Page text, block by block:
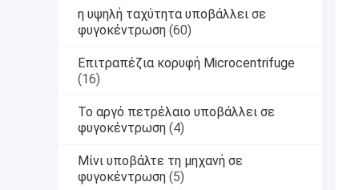
η υψηλή ταχύτητα υποβάλλει σε
φυγοκέντρωση (60)
Επιτραπέζια κορυφή Microcentrifuge
(16)
Το αργό πετρέλαιο υποβάλλει σε
φυγοκέντρωση (4)
Μίνι υποβάλτε τη μηχανή σε
φυγοκέντρωση (5)